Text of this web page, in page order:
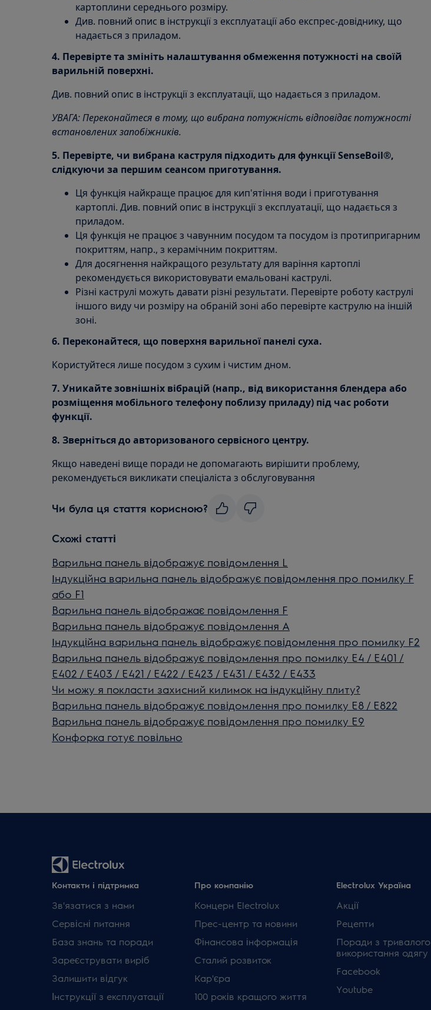
картоплини середнього розміру.
Див. повний опис в інструкції з експлуатації або експрес-довіднику, що
надається з приладом.
4. Перевірте та змініть налаштування обмеження потужності на своїй
варильній поверхні.
Див. повний опис в інструкції з експлуатації, що надається з приладом.
УВАГА: Переконайтеся в тому, що вибрана потужність відповідає потужності
встановлених запобіжників.
5. Перевірте, чи вибрана каструля підходить для функції SenseBoil®,
слідкуючи за першим сеансом приготування.
Ця функція найкраще працює для кип'ятіння води і приготування
картоплі. Див. повний опис в інструкції з експлуатації, що надається з
приладом.
Ця функція не працює з чавунним посудом та посудом із протипригарним
покриттям, напр., з керамічним покриттям.
Для досягнення найкращого результату для варіння картоплі
рекомендується використовувати емальовані каструлі.
Різні каструлі можуть давати різні результати. Перевірте роботу каструлі
іншого виду чи розміру на обраній зоні або перевірте каструлю на іншій
зоні.
6. Переконайтеся, що поверхня варильної панелі суха.
Користуйтеся лише посудом з сухим і чистим дном.
7. Уникайте зовнішніх вібрацій (напр., від використання блендера або
розміщення мобільного телефону поблизу приладу) під час роботи
функції.
8. Зверніться до авторизованого сервісного центру.
Якщо наведені вище поради не допомагають вирішити проблему,
рекомендується викликати спеціаліста з обслуговування
Чи була ця стаття корисною?
Схожі статті
Варильна панель відображує повідомлення L
Індукційна варильна панель відображує повідомлення про помилку F
або F1
Варильна панель відображає повідомлення F
Варильна панель відображує повідомлення А
Індукційна варильна панель відображує повідомлення про помилку F2
Варильна панель відображує повідомлення про помилку E4 / E401 /
E402 / E403 / E421 / E422 / E423 / E431 / E432 / E433
Чи можу я покласти захисний килимок на індукційну плиту?
Варильна панель відображує повідомлення про помилку E8 / E822
Варильна панель відображує повідомлення про помилку E9
Конфорка готує повільно
Контакти і підтримка
Зв'язатися з нами
Сервісні питання
База знань та поради
Зареєструвати виріб
Залишити відгук
Інструкції з експлуатації
Про компанію
Концерн Electrolux
Прес-центр та новини
Фінансова інформація
Сталий розвиток
Кар'єра
100 років кращого життя
Electrolux Україна
Акції
Рецепти
Поради з тривалого
використання одягу
Facebook
Youtube